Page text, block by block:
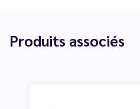
Produits associés